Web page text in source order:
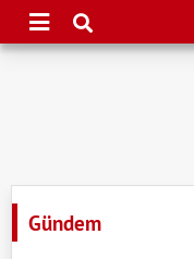
Gündem